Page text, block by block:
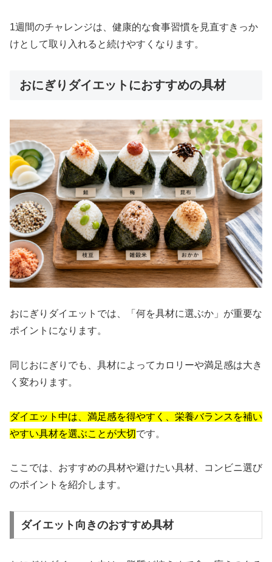
1週間のチャレンジは、健康的な食事習慣を見直すきっか
けとして取り入れると続けやすくなります。
おにぎりダイエットにおすすめの具材
おにぎりダイエットでは、「何を具材に選ぶか」が重要な
ポイントになります。
同じおにぎりでも、具材によってカロリーや満足感は大き
く変わります。
ダイエット中は、満足感を得やすく、栄養バランスを補い
やすい具材を選ぶことが大切です。
ここでは、おすすめの具材や避けたい具材、コンビニ選び
のポイントを紹介します。
ダイエット向きのおすすめ具材